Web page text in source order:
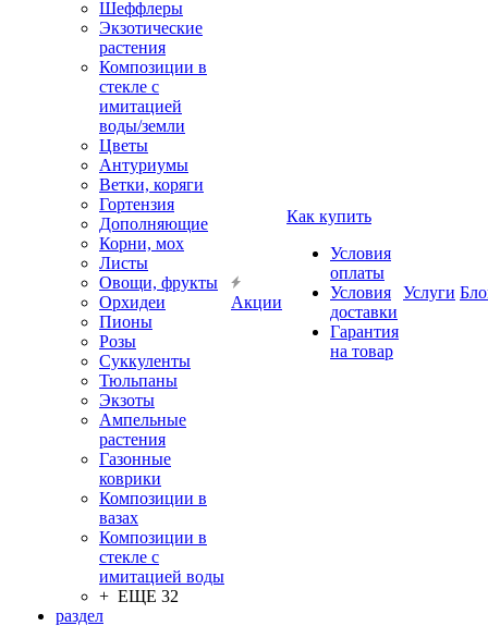
Шеффлеры
Экзотические
растения
Композиции в
стекле с
имитацией
воды/земли
Цветы
Антуриумы
Ветки, коряги
Гортензия
Дополняющие
Корни, мох
Листы
Овощи, фрукты
Орхидеи
Пионы
Розы
Суккуленты
Тюльпаны
Экзоты
Ампельные
растения
Газонные
коврики
Композиции в
вазах
Композиции в
стекле с
имитацией воды
+ ЕЩЕ 32
раздел
Акции
Как купить
Условия
оплаты
Условия
доставки
Гарантия
на товар
Услуги